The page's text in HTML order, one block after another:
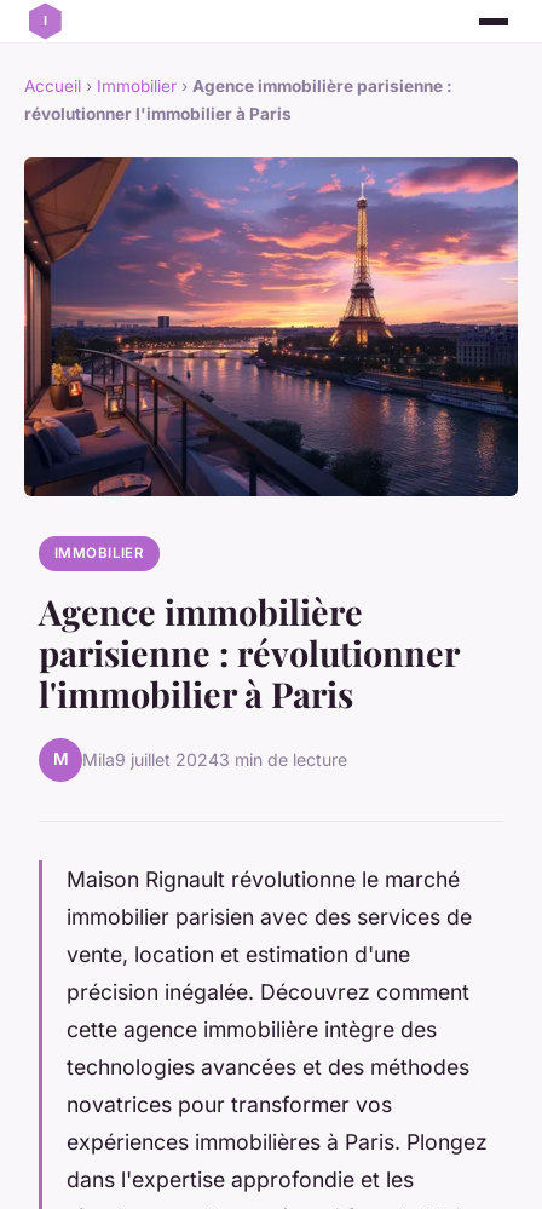
Accueil › Immobilier › Agence immobilière parisienne :
révolutionner l'immobilier à Paris
IMMOBILIER
Agence immobilière
parisienne : révolutionner
l'immobilier à Paris
M Mila9 juillet 20243 min de lecture
Maison Rignault révolutionne le marché
immobilier parisien avec des services de
vente, location et estimation d'une
précision inégalée. Découvrez comment
cette agence immobilière intègre des
technologies avancées et des méthodes
novatrices pour transformer vos
expériences immobilières à Paris. Plongez
dans l'expertise approfondie et les